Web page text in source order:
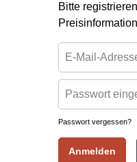
Bitte
Passwort vergessen?
Anmelden